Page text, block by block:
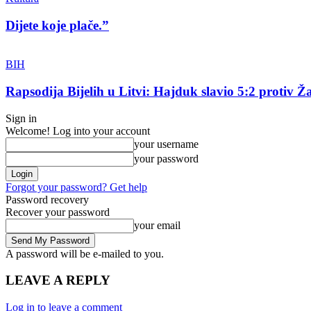
Dijete koje plače.”
BIH
Rapsodija Bijelih u Litvi: Hajduk slavio 5:2 protiv
Sign in
Welcome! Log into your account
your username
your password
Forgot your password? Get help
Password recovery
Recover your password
your email
A password will be e-mailed to you.
LEAVE A REPLY
Log in to leave a comment